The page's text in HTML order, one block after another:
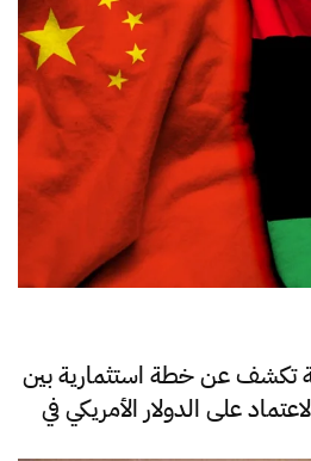
تكشف عن خطة استثمارية بين
على الدولار الأمريكي في